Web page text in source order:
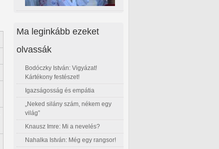
Ma leginkább ezeket
olvassák
Bodóczky István: Vigyázat!
Kártékony festészet!
Igazságosság és empátia
„Neked silány szám, nékem egy
világ”
Knausz Imre: Mi a nevelés?
Nahalka István: Még egy rangsor!